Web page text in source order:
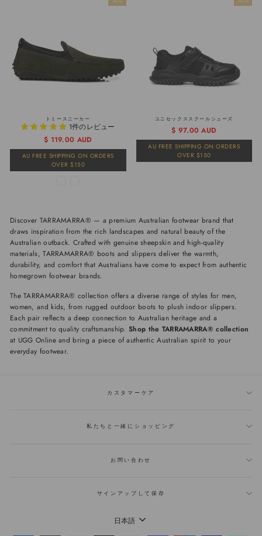
トミースニーカー
1件のレビュー
通
常
価
格
販
売
価
格
$ 119.00 AUD
AU FREE SHIPPING ON ORDERS
OVER $150
ユニセックススクールシューズ
通
常
価
格
販
売
価
格
$ 97.00 AUD
AU FREE SHIPPING ON ORDERS
OVER $150
Discover TARRAMARRA® — a premium Australian footwear brand that
draws inspiration from the rich landscapes and natural beauty of the
Australian outback. Crafted with genuine sheepskin and high-quality
materials, TARRAMARRA® boots and slippers deliver the warmth,
durability, and comfort that Australians have come to expect from authentic
homegrown footwear brands.
The TARRAMARRA® collection offers a diverse range of styles for men,
women, and kids, from rugged outdoor boots to plush indoor slippers.
Each pair reflects a deep connection to Australian heritage and a
commitment to quality craftsmanship.Shop the TARRAMARRA® collection
at UGG Online and bring a piece of authentic Australian spirit to your
everyday footwear.
カスタマーケア
私たちと一緒にショッピング
お問い合わせ
サインアップして保存
言
日本語